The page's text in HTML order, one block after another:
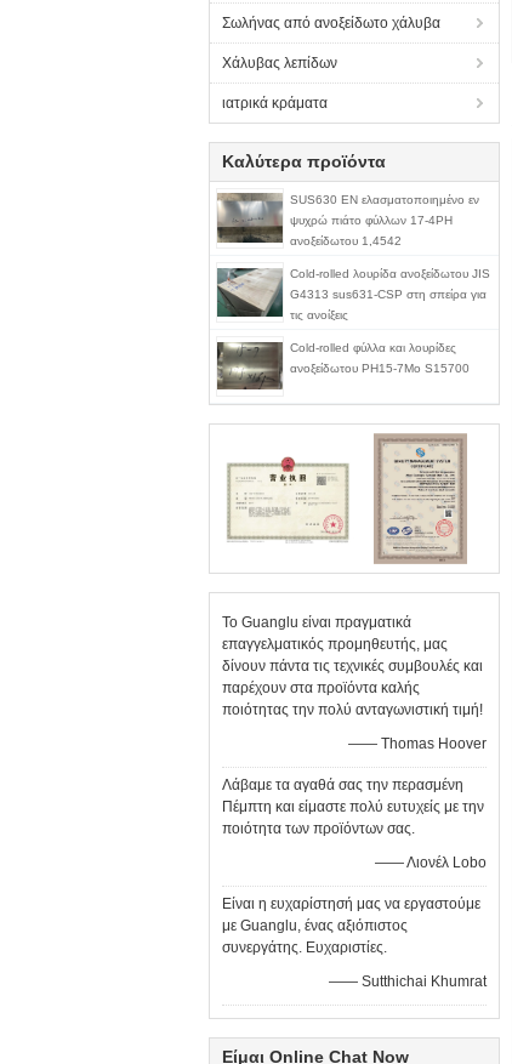
Σωλήνας από ανοξείδωτο χάλυβα
Χάλυβας λεπίδων
ιατρικά κράματα
Καλύτερα προϊόντα
SUS630 EN ελασματοποιημένο εν
ψυχρώ πιάτο φύλλων 17-4PH
ανοξείδωτου 1,4542
Cold-rolled λουρίδα ανοξείδωτου JIS
G4313 sus631-CSP στη σπείρα για
τις ανοίξεις
Cold-rolled φύλλα και λουρίδες
ανοξείδωτου PH15-7Mo S15700
Το Guanglu είναι πραγματικά
επαγγελματικός προμηθευτής, μας
δίνουν πάντα τις τεχνικές συμβουλές και
παρέχουν στα προϊόντα καλής
ποιότητας την πολύ ανταγωνιστική τιμή!
—— Thomas Hoover
Λάβαμε τα αγαθά σας την περασμένη
Πέμπτη και είμαστε πολύ ευτυχείς με την
ποιότητα των προϊόντων σας.
—— Λιονέλ Lobo
Είναι η ευχαρίστησή μας να εργαστούμε
με Guanglu, ένας αξιόπιστος
συνεργάτης. Ευχαριστίες.
—— Sutthichai Khumrat
Είμαι Online Chat Now